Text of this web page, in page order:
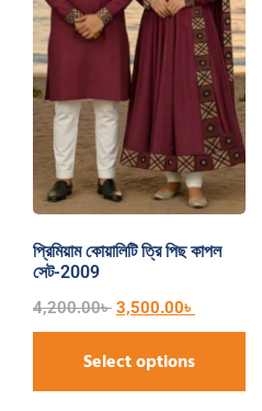
প্রিমিয়াম কোয়ালিটি ত্রি পিছ কাপল
সেট-2009
4,200.00৳ 3,500.00৳
Select options